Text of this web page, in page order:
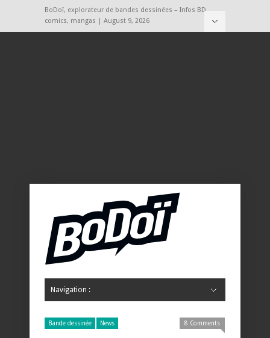
BoDoï, explorateur de bandes dessinées – Infos BD,
comics, mangas | August 9, 2026
Navigation :
Bande dessinée News 8 Comments